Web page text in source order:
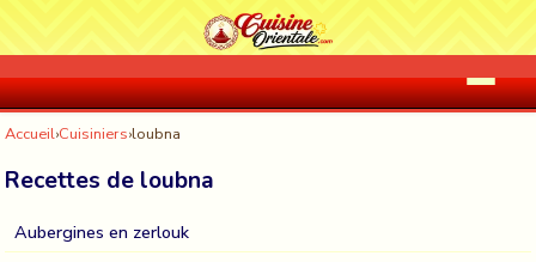
Accueil›Cuisiniers›loubna
Recettes de loubna
Aubergines en zerlouk